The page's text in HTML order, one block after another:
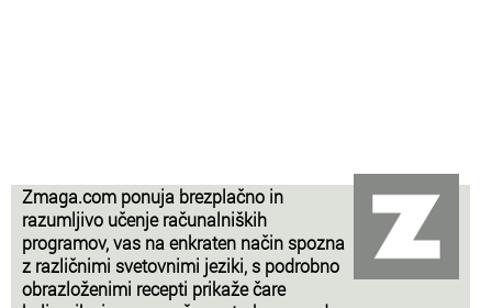
Zmaga.com ponuja brezplačno in
razumljivo učenje računalniških
programov, vas na enkraten način spozna
z različnimi svetovnimi jeziki, s podrobno
obrazloženimi recepti prikaže čare